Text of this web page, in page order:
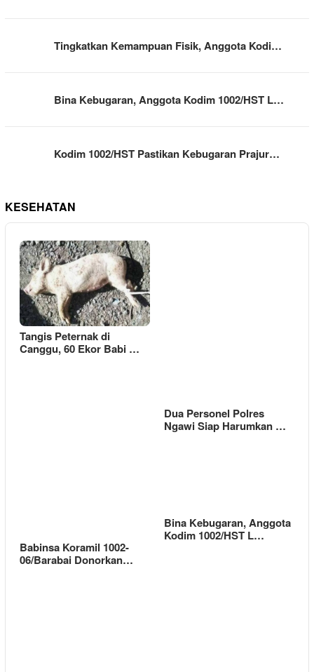
Tingkatkan Kemampuan Fisik, Anggota Kodi…
Bina Kebugaran, Anggota Kodim 1002/HST L…
Kodim 1002/HST Pastikan Kebugaran Prajur…
KESEHATAN
Tangis Peternak di
Canggu, 60 Ekor Babi …
Dua Personel Polres
Ngawi Siap Harumkan …
Babinsa Koramil 1002-
06/Barabai Donorkan…
Bina Kebugaran, Anggota
Kodim 1002/HST L…